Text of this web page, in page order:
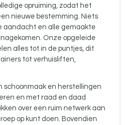
opruiming, zodat het
nieuwe bestemming. Niets
aandacht en alle gemaakte
Onze opgeleide
alles tot in de puntjes, dit
tot verhuisliften,
schoonmaak en herstellingen
en met raad en daad
over een ruim netwerk aan
op kunt doen. Bovendien